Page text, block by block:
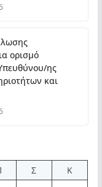
ορισμό
ης
και
Σ
Κ